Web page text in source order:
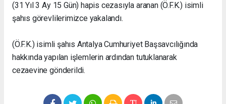
(31 Yıl 3 Ay 15 Gün) hapis cezasıyla aranan (Ö.F.K.) isimli
şahıs görevlilerimizce yakalandı.
(Ö.F.K.) isimli şahıs Antalya Cumhuriyet Başsavcılığında
hakkında yapılan işlemlerin ardından tutuklanarak
cezaevine gönderildi.